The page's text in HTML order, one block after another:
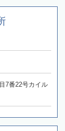
7番22号カイル